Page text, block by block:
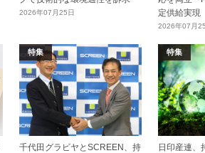
2026年07月25日
定供給実現
2026年07月
特集
千代田グラビヤとSCREEN、持
特集
日印産連、